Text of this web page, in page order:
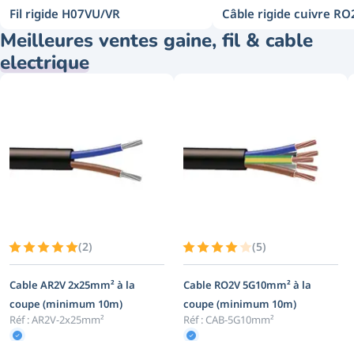
complètes seront utiles pour la réalisation de vos travaux
d’électricité en saignée ou apparent. Vous allez pouvoir également
réaliser la mise à la terre de votre installation électrique en
utilisant le cable électrique en cuivre.
Fil rigide H07VU/VR Câble rigide cuivre
Meilleures ventes gaine, fil & cable
electrique
(2)
Cable AR2V 2x25mm² à la
coupe (minimum 10m)
Réf :AR2V-2x25mm²
(5)
Cable RO2V 5G10mm² à la
coupe (minimum 10m)
Réf : CAB-5G10mm²